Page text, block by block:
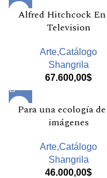
Alfred Hitchcock
Television
Arte,Catálogo
Shangrila
67.600,00$
Para una ecología
imágenes
Arte,Catálogo
Shangrila
46.000,00$